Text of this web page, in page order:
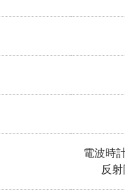
電波時
反